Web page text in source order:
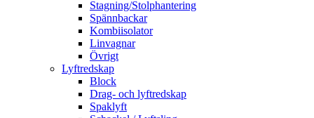
Stagning/Stolphantering
Spännbackar
Kombiisolator
Linvagnar
Övrigt
Lyftredskap
Block
Drag- och lyftredskap
Spaklyft